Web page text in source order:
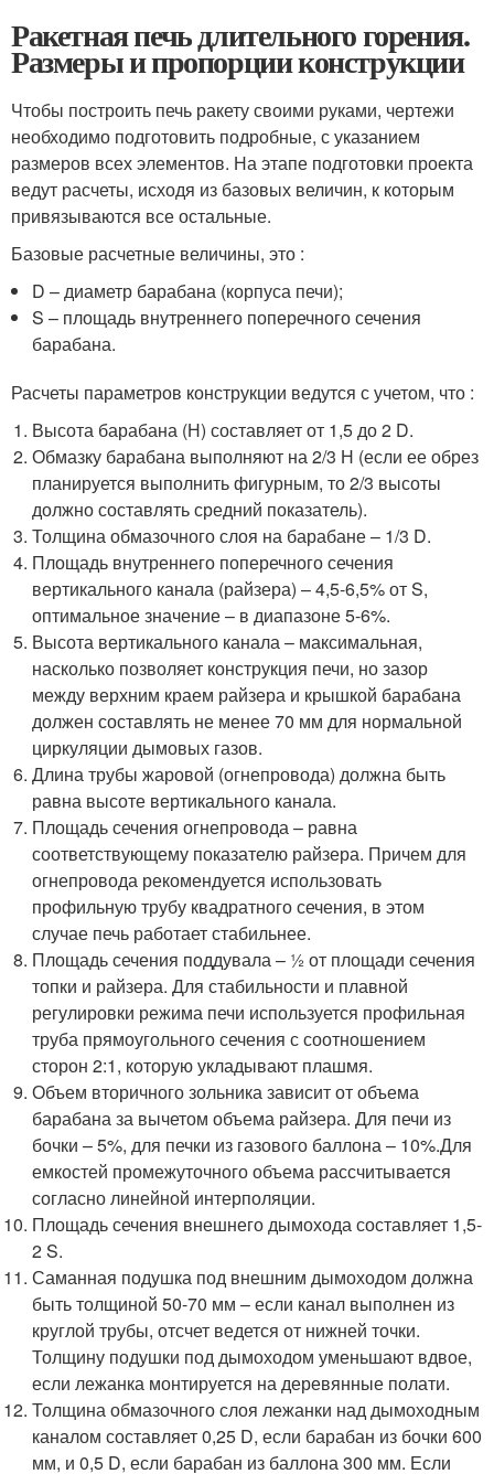
Ракетная печь длительного горения.
Размеры и пропорции конструкции
Чтобы построить печь ракету своими руками, чертежи
необходимо подготовить подробные, с указанием
размеров всех элементов. На этапе подготовки проекта
ведут расчеты, исходя из базовых величин, к которым
привязываются все остальные.
Базовые расчетные величины, это :
D – диаметр барабана (корпуса печи);
S – площадь внутреннего поперечного сечения
барабана.
Расчеты параметров конструкции ведутся с учетом, что :
Высота барабана (Н) составляет от 1,5 до 2 D.
Обмазку барабана выполняют на 2/3 Н (если ее обрез
планируется выполнить фигурным, то 2/3 высоты
должно составлять средний показатель).
Толщина обмазочного слоя на барабане – 1/3 D.
Площадь внутреннего поперечного сечения
вертикального канала (райзера) – 4,5-6,5% от S,
оптимальное значение – в диапазоне 5-6%.
Высота вертикального канала – максимальная,
насколько позволяет конструкция печи, но зазор
между верхним краем райзера и крышкой барабана
должен составлять не менее 70 мм для нормальной
циркуляции дымовых газов.
Длина трубы жаровой (огнепровода) должна быть
равна высоте вертикального канала.
Площадь сечения огнепровода – равна
соответствующему показателю райзера. Причем для
огнепровода рекомендуется использовать
профильную трубу квадратного сечения, в этом
случае печь работает стабильнее.
Площадь сечения поддувала – ½ от площади сечения
топки и райзера. Для стабильности и плавной
регулировки режима печи используется профильная
труба прямоугольного сечения с соотношением
сторон 2:1, которую укладывают плашмя.
Объем вторичного зольника зависит от объема
барабана за вычетом объема райзера. Для печи из
бочки – 5%, для печки из газового баллона – 10%.Для
емкостей промежуточного объема рассчитывается
согласно линейной интерполяции.
Площадь сечения внешнего дымохода составляет 1,5-
2 S.
Саманная подушка под внешним дымоходом должна
быть толщиной 50-70 мм – если канал выполнен из
круглой трубы, отсчет ведется от нижней точки.
Толщину подушки под дымоходом уменьшают вдвое,
если лежанка монтируется на деревянные полати.
Толщина обмазочного слоя лежанки над дымоходным
каналом составляет 0,25 D, если барабан из бочки 600
мм, и 0,5 D, если барабан из баллона 300 мм. Если